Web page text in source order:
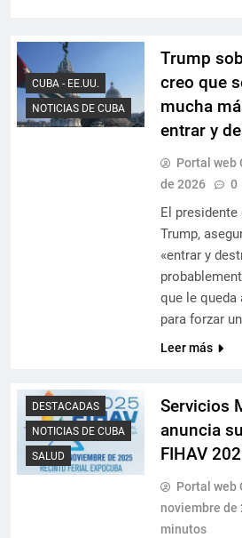
CUBA - EE.UU.
NOTICIAS DE CUBA
Trump
creo que
mucha
entrar y
Portal web
de 2026
0
El presidente
Trump,
«entrar y
que le
para forzar
Leer más
DESTACADAS
NOTICIAS DE CUBA
SALUD
Servicios
anuncia
FIHAV
Portal web
noviembre de
minutos